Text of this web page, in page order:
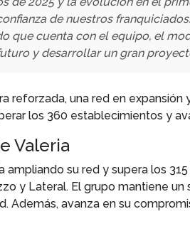
de nuestros
que cuenta con el equipo, el
y desarrollar un gran
reforzada, una red en
los 360 establecimientos y
Valeria
ampliando su red y supera los
y Lateral. El grupo mantiene
Además, avanza en su